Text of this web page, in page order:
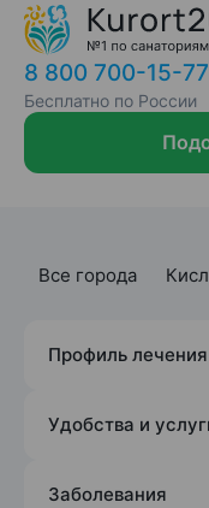
8 800 700-15-77
Бесплатно по России
Все города
Профиль лечения
Удобства и
Заболевания